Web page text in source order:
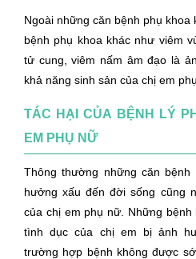
Ngoài những căn bệnh phụ khoa
bệnh phụ khoa khác như viêm
tử cung, viêm nấm âm đạo là
khả năng sinh sản của chị em
TÁC HẠI CỦA BỆNH LÝ
EM PHỤ NỮ
Thông thường những căn
hưởng xấu đến đời sống cũng
của chị em phụ nữ. Những
tình dục của chị em bị ảnh
trường hợp bệnh không được